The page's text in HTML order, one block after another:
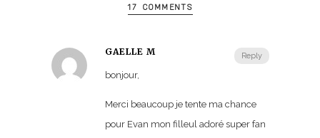
17 COMMENTS
Reply
GAELLE M
bonjour,
Merci beaucoup je tente ma chance
pour Evan mon filleul adoré super fan